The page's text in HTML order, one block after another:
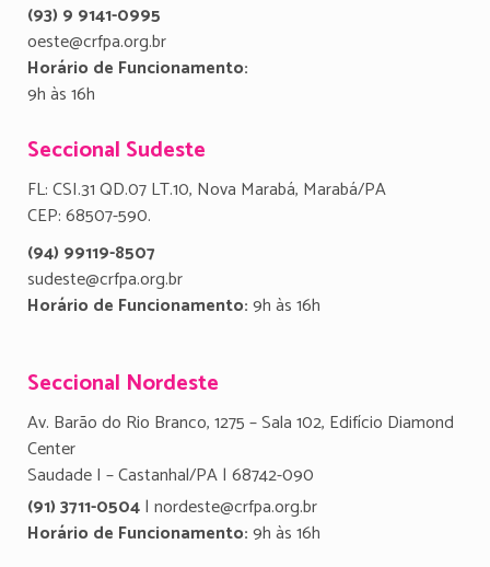
(93) 9 9141-0995
oeste@crfpa.org.br
Horário de Funcionamento:
9h às 16h
Seccional Sudeste
FL: CSI.31 QD.07 LT.10, Nova Marabá, Marabá/PA
CEP: 68507-590.
(94) 99119-8507
sudeste@crfpa.org.br
Horário de Funcionamento:9h às 16h
Seccional Nordeste
Av. Barão do Rio Branco, 1275 – Sala 102, Edifício Diamond
Center
Saudade I – Castanhal/PA | 68742-090
(91) 3711-0504| nordeste@crfpa.org.br
Horário de Funcionamento:9h às 16h